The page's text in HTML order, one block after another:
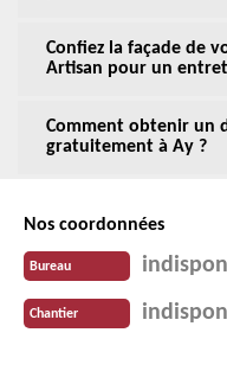
Confiez la façade de
Artisan pour un
Comment obtenir un
gratuitement à Ay ?
Nos coordonnées
Bureau
Chantier